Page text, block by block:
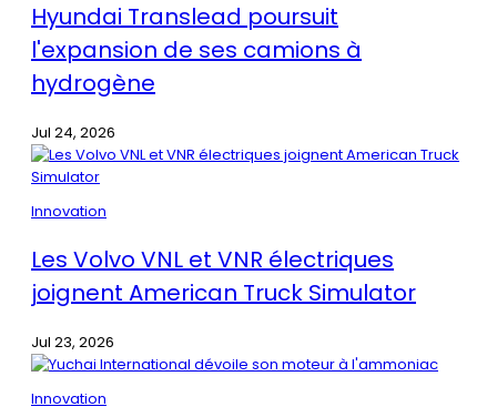
Hyundai Translead poursuit
l'expansion de ses camions à
hydrogène
Jul 24, 2026
Innovation
Les Volvo VNL et VNR électriques
joignent American Truck Simulator
Jul 23, 2026
Innovation